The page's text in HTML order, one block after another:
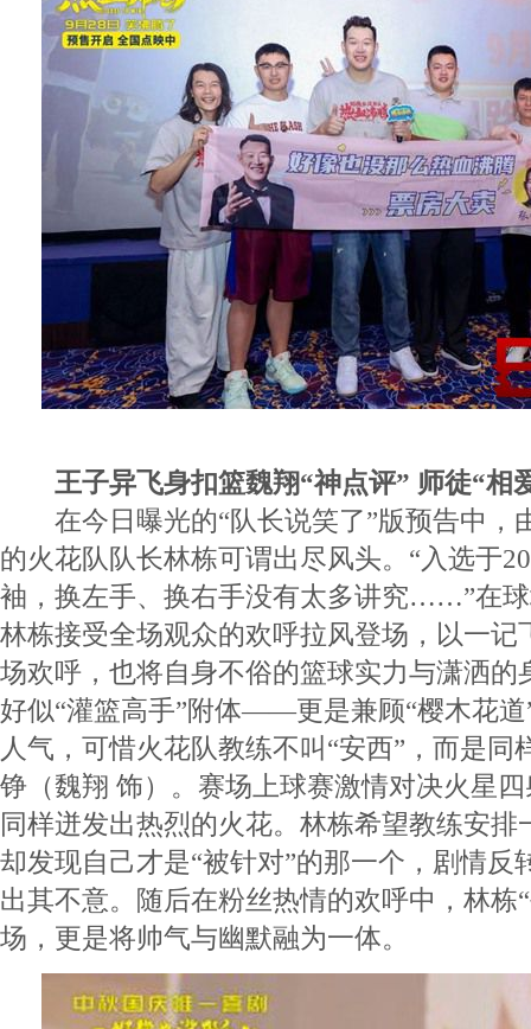
王子异飞身扣篮魏翔“神点评” 师徒“相
在今日曝光的“队长说笑了”版预告中，
的火花队队长林栋可谓出尽风头。“入选于
袖，换左手、换右手没有太多讲究……”在球
林栋接受全场观众的欢呼拉风登场，以一记
场欢呼，也将自身不俗的篮球实力与潇洒的
好似“灌篮高手”附体——更是兼顾“樱木花道
人气，可惜火花队教练不叫“安西”，而是同
铮（魏翔 饰）。赛场上球赛激情对决火星
同样迸发出热烈的火花。林栋希望教练安排
却发现自己才是“被针对”的那一个，剧情反
出其不意。随后在粉丝热情的欢呼中，林栋
场，更是将帅气与幽默融为一体。